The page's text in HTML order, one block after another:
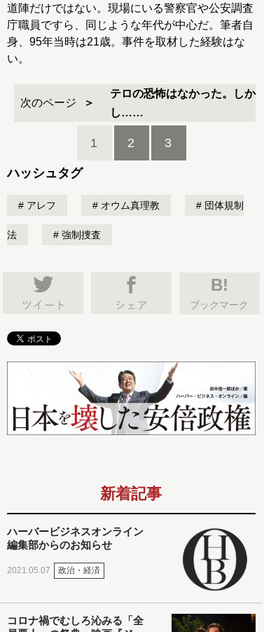
道陣だけではない。現場にいる警察官や公安調査
庁職員ですら、同じような年代が中心だ。筆者自
身、95年当時は21歳。事件を取材した経験はな
い。
次のページ
テロの恐怖はなかった。しか
し……
1 2 3
ハッシュタグ
アレフ オウム真理教 団体規制
法 強制捜査
B!
ブックマーク
新着記事
ハーバービジネスオンライン
編集部からのお知らせ
2021.05.07 政治・経済
コロナ禍でむしろ沁みる「全